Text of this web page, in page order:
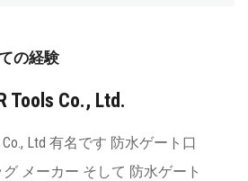
の経験
Tools Co., Ltd.
Co., Ltd 有名です 防水ゲート口
メーカー そして 防水ゲート